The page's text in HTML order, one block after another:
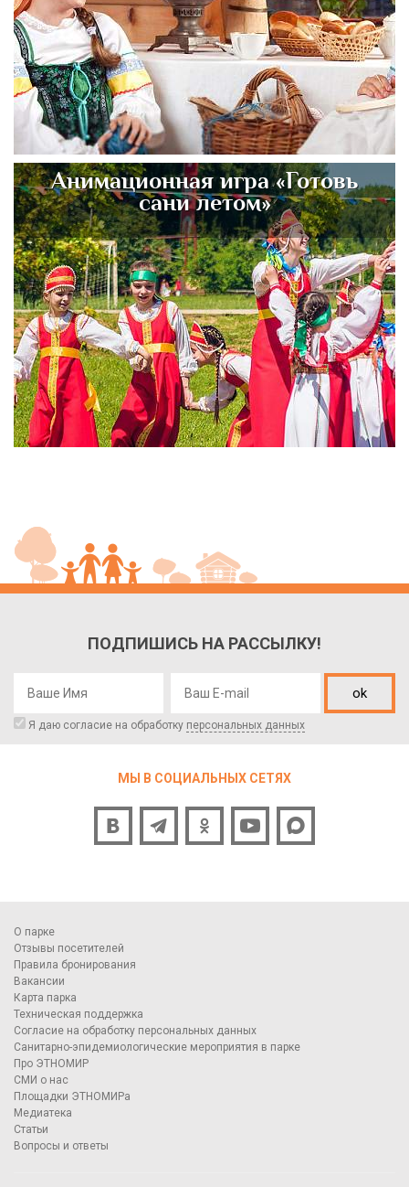
Анимационная игра «Готовь
сани летом»
ПОДПИШИСЬ НА РАССЫЛКУ!
ok
Я даю согласие на обработку персональных данных
МЫ В СОЦИАЛЬНЫХ СЕТЯХ
О парке
Отзывы посетителей
Правила бронирования
Вакансии
Карта парка
Техническая поддержка
Согласие на обработку персональных данных
Санитарно-эпидемиологические мероприятия в парке
Про ЭТНОМИР
СМИ о нас
Площадки ЭТНОМИРа
Медиатека
Статьи
Вопросы и ответы